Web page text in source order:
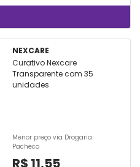
NEXCARE
Curativo Nexcare
Transparente com 35
unidades
Menor preço via Drogaria
Pacheco
R$ 11,55